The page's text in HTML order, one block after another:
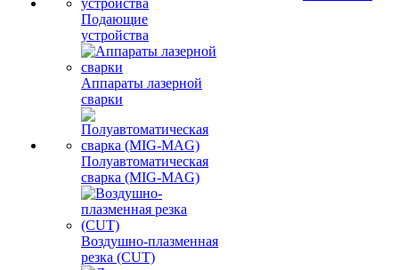
Подающие
устройства
Аппараты лазерной
сварки
Полуавтоматическая
сварка (MIG-MAG)
Воздушно-плазменная
резка (CUT)